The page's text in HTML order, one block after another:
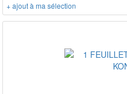
+ ajout à ma sélection